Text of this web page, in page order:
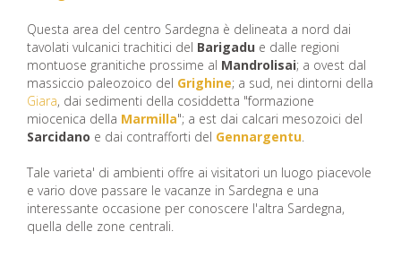
Questa area del centro Sardegna è delineata a nord dai
tavolati vulcanici trachitici del Barigadu e dalle regioni
montuose granitiche prossime al Mandrolisai; a ovest dal
massiccio paleozoico del Grighine; a sud, nei dintorni della
Giara, dai sedimenti della cosiddetta "formazione
miocenica della Marmilla"; a est dai calcari mesozoici del
Sarcidano e dai contrafforti del Gennargentu.
Tale varieta' di ambienti offre ai visitatori un luogo piacevole
e vario dove passare le vacanze in Sardegna e una
interessante occasione per conoscere l'altra Sardegna,
quella delle zone centrali.